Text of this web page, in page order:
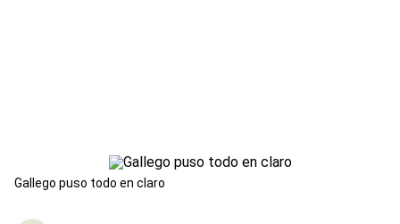
Gallego puso todo en claro